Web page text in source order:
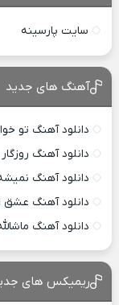
سایت پارسینه
آهنگ های جدید
دانلود آهنگ تو
دانلود آهنگ
دانلود آهنگ
دانلود آهنگ عشق
دانلود آهنگ
ریمیکس های